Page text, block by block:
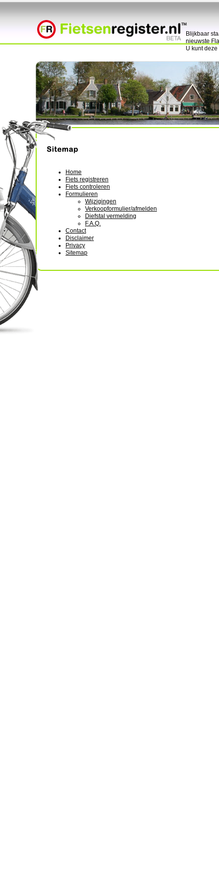
Blijkbaar
nieuwste
U kunt
Home
Fiets registreren
Fiets controleren
Formulieren
Wijzigingen
Verkoopformulier/afmelden
Diefstal vermelding
F.A.Q.
Contact
Disclaimer
Privacy
Sitemap